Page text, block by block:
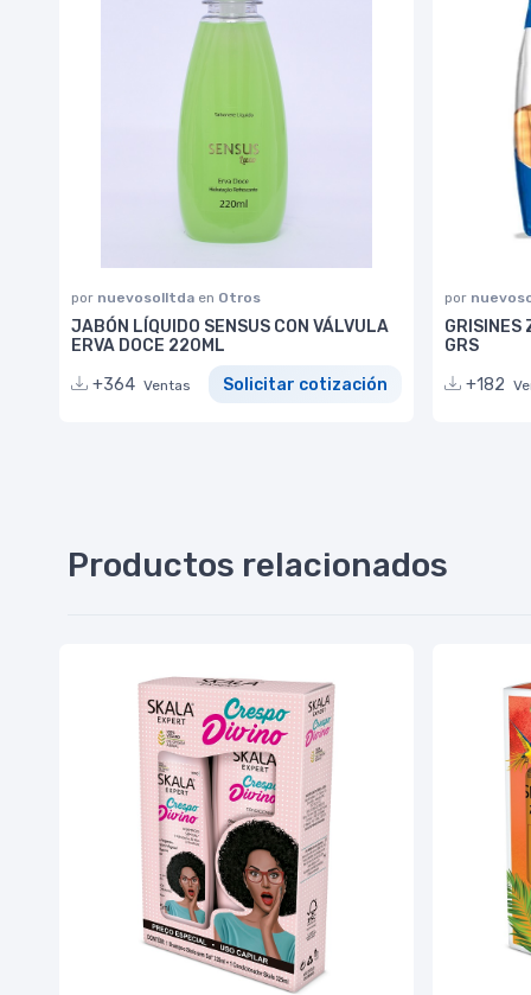
por nuevosolltda en Otros
JABÓN LÍQUIDO SENSUS CON VÁLVULA
ERVA DOCE 220ML
+364 Ventas Solicitar cotización
por
GRISINES
GRS
+182
Productos relacionados